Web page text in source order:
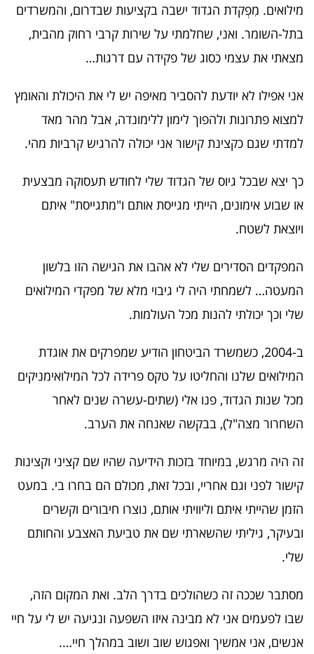
מילואים. מִפְקדת הגדוד ישבה בקציעות שבדרום, והמשרדים
בתל-השומר. ואני, שחלמתי על שירות קרבי רחוק מהבית,
מצאתי את עצמי כסוג של פקידה עם דרגות…
אני אפילו לא יודעת להסביר מאיפה יש לי את היכולת והאומץ
למצוא פתרונות ולהפוך לימון ללימונדה, אבל מהר מאד
למדתי שגם כקצינת קישור אני יכולה להרגיש קרביות מהי.
כך יצא שבכל גיוס של הגדוד שלי לחודש תעסוקה מבצעית
או שבוע אימונים, הייתי מגייסת אותם ו"מתגייסת" איתם
ויוצאת לשטח.
המפקדים הסדירים שלי לא אהבו את הגישה הזו בלשון
המעטה… לשמחתי היה לי גיבוי מלא של מפקדי המילואים
שלי וכך יכולתי להנות מכל העולמות.
ב-2004, כשמשרד הביטחון הודיע שמפרקים את אוגדת
המילואים שלנו והחליטו על טקס פרידה לכל המילואימניקים
מכל שנות הגדוד, פנו אלי (שתים-עשרה שנים לאחר
השחרור מצה"ל), בבקשה שאנחה את הערב.
זה היה מרגש, במיוחד בזכות הידיעה שהיו שם קציני וקצינות
קישור לפני וגם אחריי, ובכל זאת, מכולם הם בחרו בי. במעט
הזמן שהייתי איתם וליוויתי אותם, נוצרו חיבורים וקשרים
ובעיקר, גיליתי שהשארתי שם את טביעת האצבע והחותם
שלי.
מסתבר שככה זה כשהולכים בדרך הלב. ואת המקום הזה,
שבו לפעמים אני לא מבינה איזו השפעה ונגיעה יש לי על חיי
אנשים, אני אמשיך ואפגוש שוב ושוב במהלך חיי….